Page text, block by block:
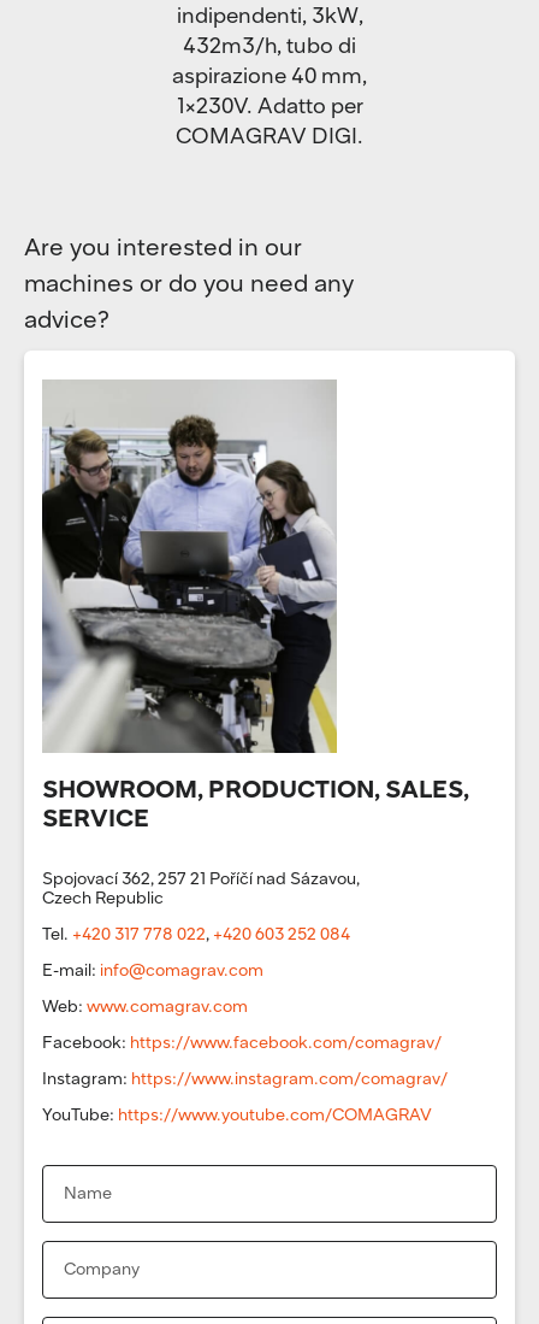
indipendenti, 3kW,
432m3/h, tubo di
aspirazione 40 mm,
1x230V. Adatto per
COMAGRAV DIGI.
Are you interested in our
machines or do you need any
advice?
SHOWROOM, PRODUCTION, SALES,
SERVICE
Spojovací 362, 257 21 Poříčí nad Sázavou,
Czech Republic
Tel. +420 317 778 022, +420 603 252 084
E-mail: info@comagrav.com
Web: www.comagrav.com
Facebook: https://www.facebook.com/comagrav/
Instagram: https://www.instagram.com/comagrav/
YouTube: https://www.youtube.com/COMAGRAV